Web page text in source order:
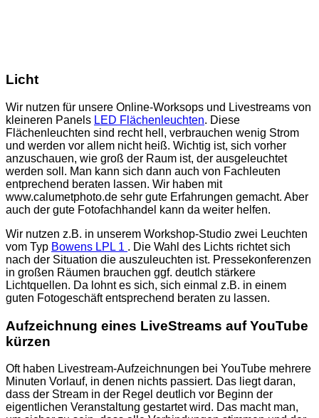
Licht
Wir nutzen für unsere Online-Worksops und Livestreams von
kleineren Panels LED Flächenleuchten. Diese
Flächenleuchten sind recht hell, verbrauchen wenig Strom
und werden vor allem nicht heiß. Wichtig ist, sich vorher
anzuschauen, wie groß der Raum ist, der ausgeleuchtet
werden soll. Man kann sich dann auch von Fachleuten
entprechend beraten lassen. Wir haben mit
www.calumetphoto.de sehr gute Erfahrungen gemacht. Aber
auch der gute Fotofachhandel kann da weiter helfen.
Wir nutzen z.B. in unserem Workshop-Studio zwei Leuchten
vom Typ Bowens LPL 1 . Die Wahl des Lichts richtet sich
nach der Situation die auszuleuchten ist. Pressekonferenzen
in großen Räumen brauchen ggf. deutlch stärkere
Lichtquellen. Da lohnt es sich, sich einmal z.B. in einem
guten Fotogeschäft entsprechend beraten zu lassen.
Aufzeichnung eines LiveStreams auf YouTube
kürzen
Oft haben Livestream-Aufzeichnungen bei YouTube mehrere
Minuten Vorlauf, in denen nichts passiert. Das liegt daran,
dass der Stream in der Regel deutlich vor Beginn der
eigentlichen Veranstaltung gestartet wird. Das macht man,